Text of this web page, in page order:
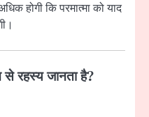
होगी कि परमात्मा को याद
से रहस्य जानता है?